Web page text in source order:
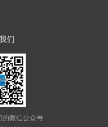
们
的微信公众号